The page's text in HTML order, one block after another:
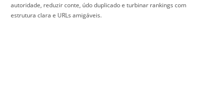
autoridade, reduzir conte, údo duplicado e turbinar rankings com
estrutura clara e URLs amigáveis.